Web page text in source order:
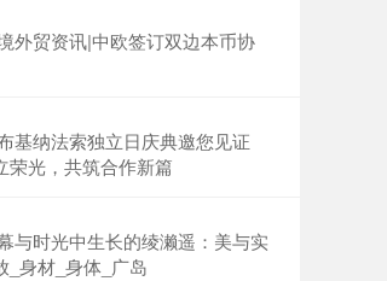
外贸资讯|中欧签订双边本币协
基纳法索独立日庆典邀您见证
光，共筑合作新篇
与时光中生长的绫濑遥：美与实
_身材_身体_广岛